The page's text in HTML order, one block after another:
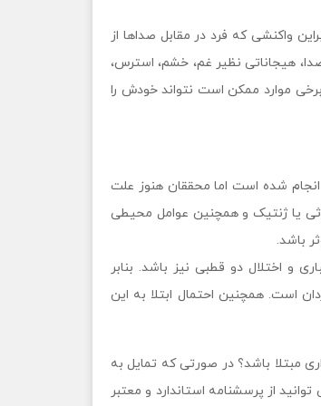
واکنشی که فرد در مقابل صداها از
هیجاناتی نظیر غم، خشم، استرس،
موارد ممکن است نتواند خودش را
شده است اما محققان هنوز علت
یا ژنتیک و همچنین عوامل محیطی
باشد.
و اختلال دو قطبی نیز باشد. بنابر
است. همچنین احتمال ابتلا به این
مبتلا باشد؟ در صورتی که تمایل به
از پرسشنامه استاندارد و معتبر